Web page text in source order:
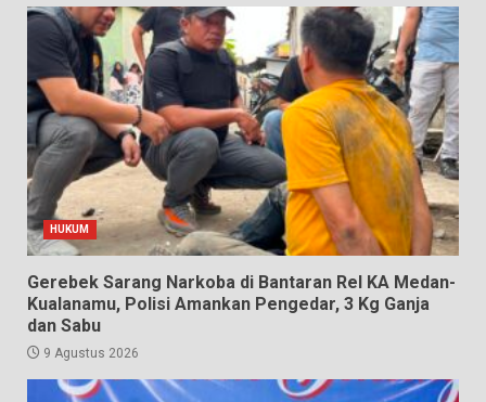
HUKUM
Gerebek Sarang Narkoba di Bantaran Rel KA Medan-
Kualanamu, Polisi Amankan Pengedar, 3 Kg Ganja
dan Sabu
9 Agustus 2026